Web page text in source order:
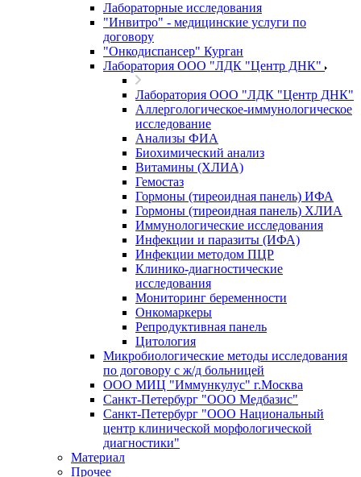
Лабораторные исследования
"Инвитро" - медицинские услуги по
договору
"Онкодиспансер" Курган
Лаборатория ООО "ЛДК "Центр ДНК"
Лаборатория ООО "ЛДК "Центр ДНК"
Аллергологическое-иммунологическое
исследование
Анализы ФИА
Биохимический анализ
Витамины (ХЛИА)
Гемостаз
Гормоны (тиреоидная панель) ИФА
Гормоны (тиреоидная панель) ХЛИА
Иммунологические исследования
Инфекции и паразиты (ИФА)
Инфекции методом ПЦР
Клинико-диагностические
исследования
Мониторинг беременности
Онкомаркеры
Репродуктивная панель
Цитология
Микробиологические методы исследования
по договору с ж/д больницей
ООО МИЦ "Иммункулус" г.Москва
Санкт-Петербург "ООО Медбазис"
Санкт-Петербург "ООО Национальный
центр клинической морфологической
диагностики"
Материал
Прочее